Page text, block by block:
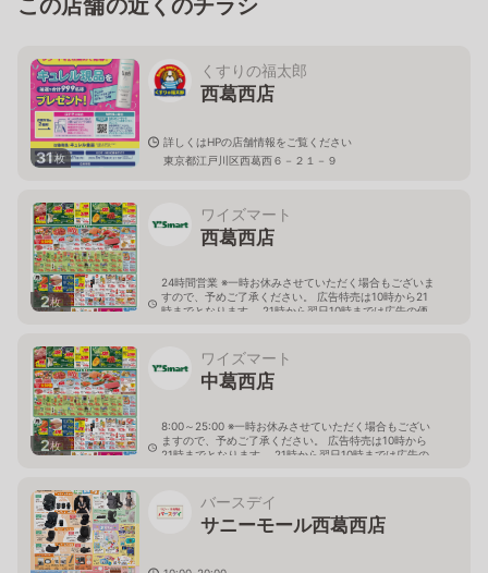
この店舗の近くのチラシ
31枚
くすりの福太郎
西葛西店
詳しくはHPの店舗情報をご覧ください
東京都江戸川区西葛西６－２１－９
2枚
ワイズマート
西葛西店
24時間営業 ※一時お休みさせていただく場合もございま
すので、予めご了承ください。 広告特売は10時から21
時までとなります。 21時から翌日10時までは広告の価
2枚
ワイズマート
中葛西店
8:00～25:00 ※一時お休みさせていただく場合もござい
ますので、予めご了承ください。 広告特売は10時から
21時までとなります。 21時から翌日10時までは広告の
バースデイ
サニーモール西葛西店